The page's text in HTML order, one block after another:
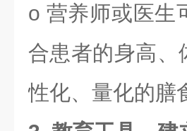
o 营养师或医生
合患者的身高、
性化、量化的膳